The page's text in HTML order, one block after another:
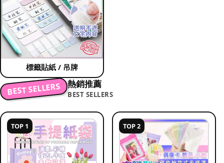
標籤貼紙 / 吊牌
BEST SELLERS 熱銷推薦
BEST SELLERS
TOP 1 TOP 2